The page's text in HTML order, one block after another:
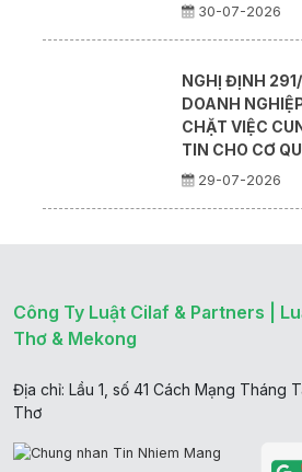
30-07-2026
NGHỊ ĐỊNH
DOANH
CHẶT VIỆC
TIN CHO CƠ
29-07-2026
Công Ty Luật Cilaf & Partners |
Thơ & Mekong
Địa chỉ: Lầu 1, số 41 Cách Mạng Tháng
Thơ